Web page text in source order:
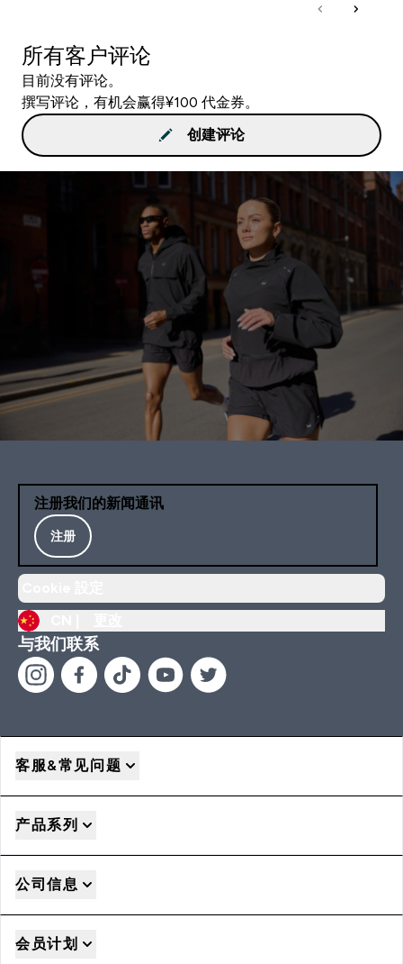
所有客户评论
目前没有评论。
撰写评论，有机会赢得¥100 代金券。
创建评论
注册我们的新闻通讯
注册
与我们联系
客服&常见问题
产品系列
公司信息
会员计划